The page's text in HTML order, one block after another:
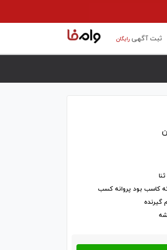
ثبت آگهیرایگان
کاسب بود پروانه کسب
گیرنده